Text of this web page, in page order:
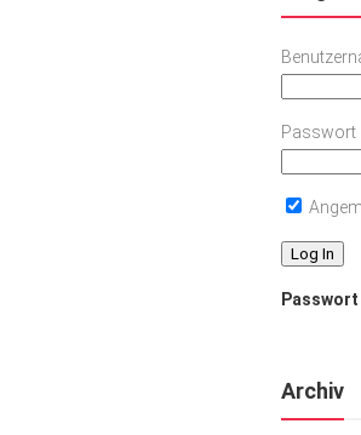
Passwort
Archiv